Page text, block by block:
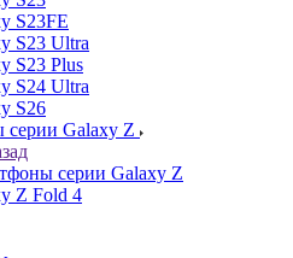
S23FE
S23 Ultra
S23 Plus
S24 Ultra
S26
Galaxy Z
серии Galaxy Z
Z Fold 4